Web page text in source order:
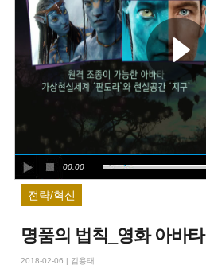
00:00
전략/혁신
명품의 법칙_영화 아바타
2018-02-06 | 김용태